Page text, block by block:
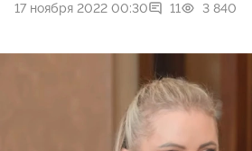
17 ноября 2022 00:30 11 3 840